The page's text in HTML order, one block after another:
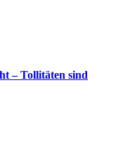
– Tollitäten sind